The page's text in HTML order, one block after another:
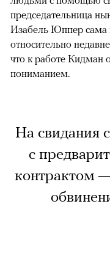
председательница
Изабель Юппер сама
относительно
что к работе Кидман
пониманием.
На свидания
с
контрактом